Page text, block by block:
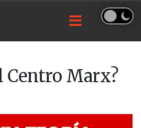
Centro Marx?